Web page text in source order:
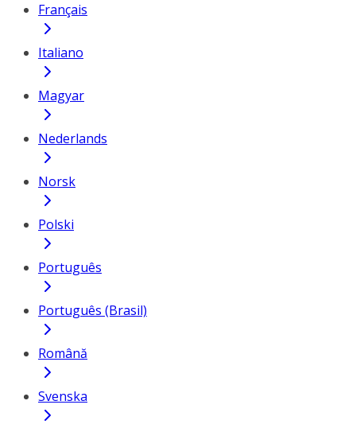
Français
Italiano
Magyar
Nederlands
Norsk
Polski
Português
Português (Brasil)
Română
Svenska